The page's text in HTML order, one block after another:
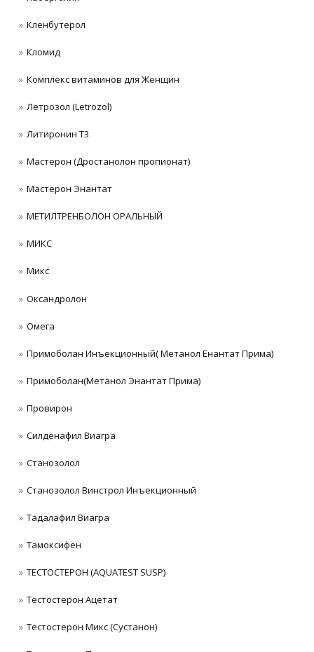
Кленбутерол
Кломид
Комплекс витаминов для Женщин
Летрозол (Letrozol)
Литиронин Т3
Мастерон (Дростанолон пропионат)
Мастерон Энантат
МЕТИЛТРЕНБОЛОН ОРАЛЬНЫЙ
МИКС
Микс
Оксандролон
Омега
Примоболан Инъекционный( Метанол Енантат Прима)
Примоболан(Метанол Энантат Прима)
Провирон
Силденафил Виагра
Станoзолол
Станозолол Винстрол Инъекционный
Тадалафил Виагра
Тамоксифен
ТЕСТОСТЕРОН (AQUATEST SUSP)
Тестостерон Ацетат
Тестостерон Микс (Сустанон)